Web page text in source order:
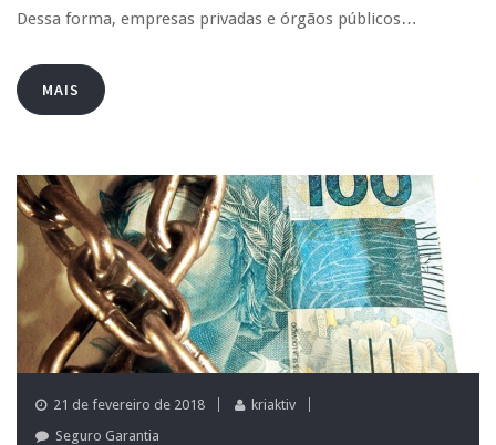
Dessa forma, empresas privadas e órgãos públicos…
MAIS
21 de fevereiro de 2018
kriaktiv
Seguro Garantia